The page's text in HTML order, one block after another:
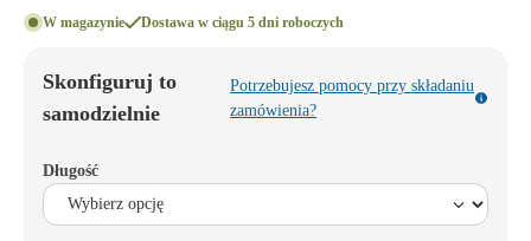
W magazynie Dostawa w ciągu 5 dni roboczych
Skonfiguruj to
samodzielnie
Potrzebujesz pomocy przy składaniu
zamówienia?
Długość